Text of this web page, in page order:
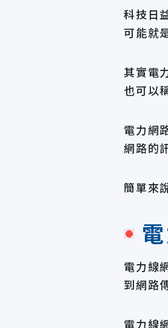
科技日
可能就
其實電
也可以
電力網
網路的
簡單來
電力線
到網路
電力線